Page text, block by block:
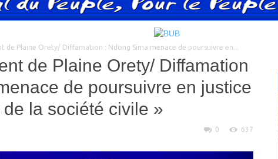
de Plaine Orety/ Diffamation : Ndong Sima menace de poursuivre en...
de Plaine Orety/ Diffamation
de poursuivre en justice
la société civile »
0 637